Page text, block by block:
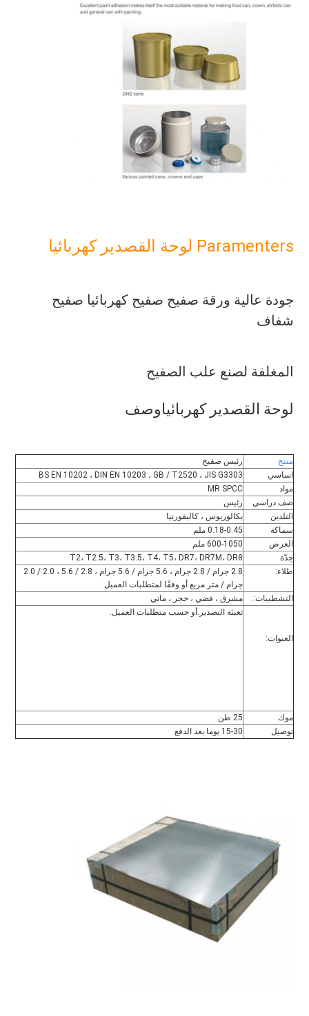
Paramenters لوحة القصدير كهربائيا
شفاف
المغلفة لصنع علب الصفيح
لوحة القصدير كهربائياوصف
منتج
رئيس صفيح
اساسي
BS EN 10202 ، DIN EN 10203 ، GB / T2520 ، JIS G3303
مواد
MR SPCC
صف دراسي
رئيس
التلدين
بكالوريوس ، كاليفورنيا
سماكة
0.18-0.45 ملم
العرض
600-1050 ملم
حِدّة
T2، T2.5، T3، T3.5، T4، T5، DR7، DR7M، DR8
طلاء:
2.8 جرام / 2.8 جرام ، 5.6 جرام / 5.6 جرام ، 2.8 / 5.6 ، 2.0 / 2.0
جرام / متر مربع أو وفقًا لمتطلبات العميل
التشطيبات:.
مشرق ، فضي ، حجر ، ماتي
العبوات:
تعبئة التصدير.أو حسب متطلبات العميل.
موك
25 طن
توصيل
15-30 يوما بعد الدفع